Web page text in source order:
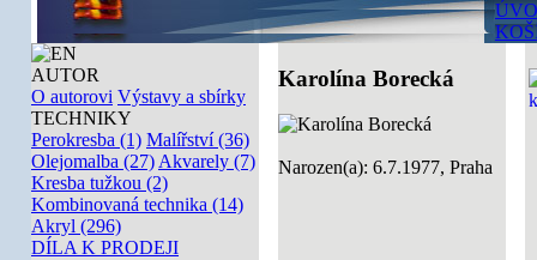
AUTOR
O autorovi Výstavy a sbírky
TECHNIKY
Perokresba (1) Malířství (36)
Olejomalba (27) Akvarely (7)
Kresba tužkou (2)
Kombinovaná technika (14)
Akryl (296)
DÍLA K PRODEJI
Karolína Borecká
Narozen(a): 6.7.1977, Praha